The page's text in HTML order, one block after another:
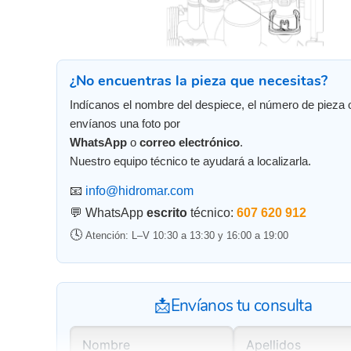
¿No encuentras la pieza que necesitas?
Indícanos el nombre del despiece, el número de pieza
envíanos una foto por
WhatsApp o correo electrónico.
Nuestro equipo técnico te ayudará a localizarla.
📧 info@hidromar.com
💬 WhatsApp escrito técnico: 607 620 912
🕓 Atención: L–V 10:30 a 13:30 y 16:00 a 19:00
📩Envíanos tu consulta